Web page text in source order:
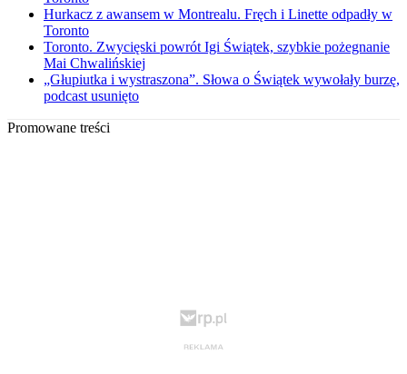
Hurkacz z awansem w Montrealu. Fręch i Linette odpadły w
Toronto
Toronto. Zwycięski powrót Igi Świątek, szybkie pożegnanie
Mai Chwalińskiej
„Głupiutka i wystraszona”. Słowa o Świątek wywołały burzę,
podcast usunięto
Promowane treści